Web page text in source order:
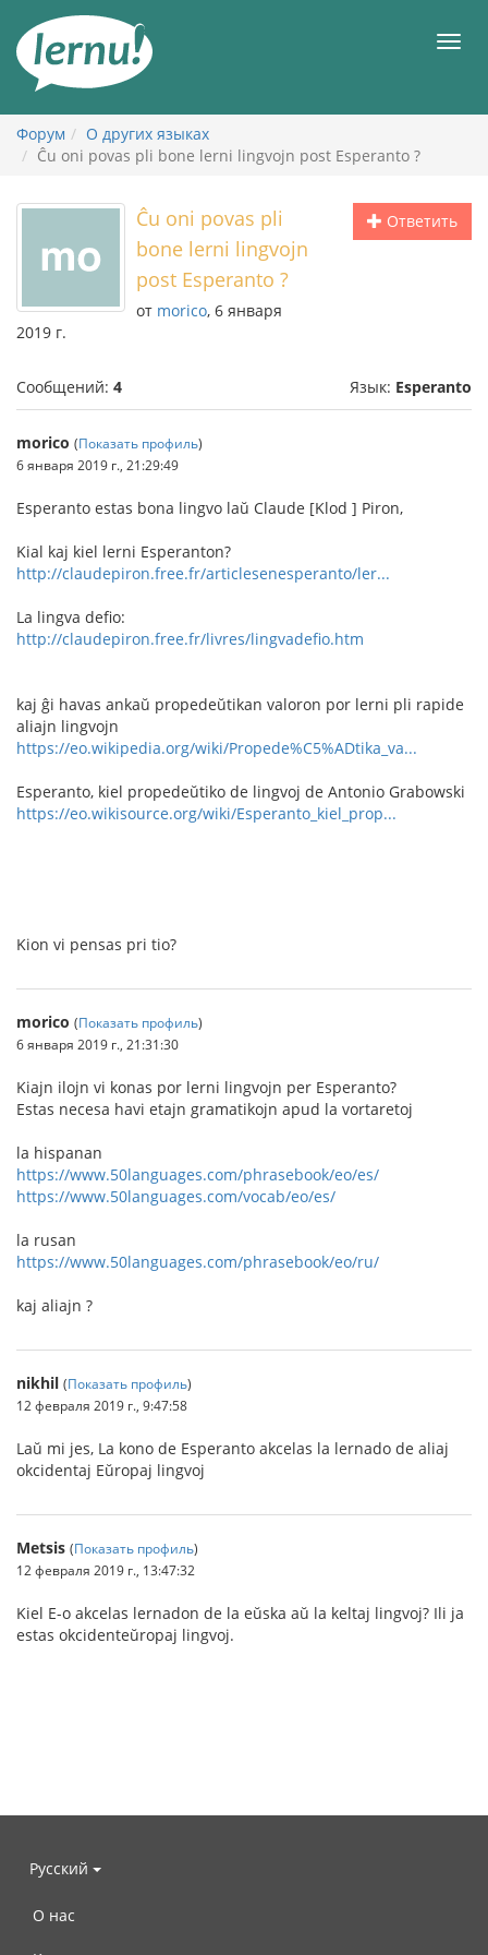
содержанию
Форум
О других языках
Ĉu oni povas pli bone lerni lingvojn post Esperanto ?
Ответить
Ĉu oni povas pli
bone lerni lingvojn
post Esperanto ?
от morico, 6 января
2019 г.
Сообщений: 4 Язык: Esperanto
morico (Показать профиль)
6 января 2019 г., 21:29:49
Esperanto estas bona lingvo laŭ Claude [Klod ] Piron,
Kial kaj kiel lerni Esperanton?
http://claudepiron.free.fr/articlesenesperanto/ler...
La lingva defio:
http://claudepiron.free.fr/livres/lingvadefio.htm
kaj ĝi havas ankaŭ propedeŭtikan valoron por lerni pli rapide
aliajn lingvojn
https://eo.wikipedia.org/wiki/Propede%C5%ADtika_va...
Esperanto, kiel propedeŭtiko de lingvoj de Antonio Grabowski
https://eo.wikisource.org/wiki/Esperanto_kiel_prop...
Kion vi pensas pri tio?
morico (Показать профиль)
6 января 2019 г., 21:31:30
Kiajn ilojn vi konas por lerni lingvojn per Esperanto?
Estas necesa havi etajn gramatikojn apud la vortaretoj
la hispanan
https://www.50languages.com/phrasebook/eo/es/
https://www.50languages.com/vocab/eo/es/
la rusan
https://www.50languages.com/phrasebook/eo/ru/
kaj aliajn ?
nikhil (Показать профиль)
12 февраля 2019 г., 9:47:58
Laŭ mi jes, La kono de Esperanto akcelas la lernado de aliaj
okcidentaj Eŭropaj lingvoj
Metsis (Показать профиль)
12 февраля 2019 г., 13:47:32
Kiel E-o akcelas lernadon de la eŭska aŭ la keltaj lingvoj? Ili ja
estas okcidenteŭropaj lingvoj.
Русский
О нас